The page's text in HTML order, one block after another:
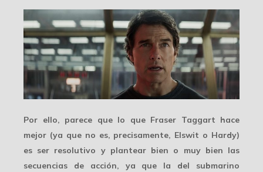
Por ello, parece que lo que Fraser Taggart hace
mejor (ya que no es, precisamente, Elswit o Hardy)
es ser resolutivo y plantear bien o muy bien las
secuencias de acción, ya que la del submarino